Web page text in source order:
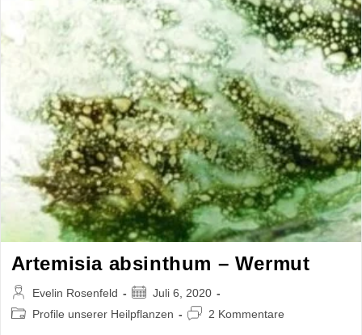
Dinge
Artemisia absinthum – Wermut
Beitrags-
Autor:
Evelin Rosenfeld
Beitrag
veröffentlicht:
Juli 6, 2020
Beitrags-Profile unserer Heilpflanzen
Beitrags-2 Kommentare